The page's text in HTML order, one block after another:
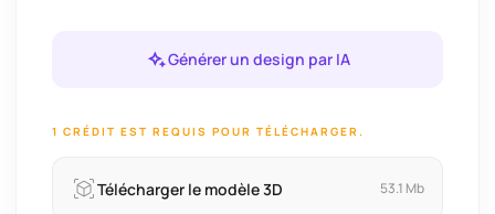
Générer un design par IA
1 CRÉDIT EST REQUIS POUR TÉLÉCHARGER.
Télécharger le modèle 3D 53.1 Mb